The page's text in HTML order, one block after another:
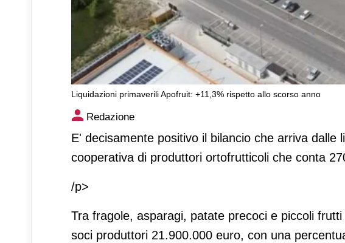
Liquidazioni primaverili Apofruit: +11,3% rispetto allo scorso anno
Liquidazioni primaverili Apofruit:
Redazione
E' decisamente positivo il bilancio che arriva dalle
cooperativa di produttori ortofrutticoli che conta
/p>
Tra fragole, asparagi, patate precoci e piccoli
soci produttori 21.900.000 euro, con una